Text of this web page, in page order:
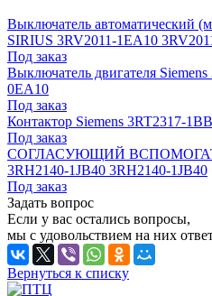
Выключатель автоматический
SIRIUS 3RV2011-1EA10
Под заказ
Выключатель двигателя
0EA10
Под заказ
Контактор Siemens 3RT2317-
Под заказ
СОГЛАСУЮЩИЙ
3RH2140-1JB40 3RH2140-1JB40
Под заказ
Задать вопрос
Если у вас остались вопросы,
мы с удовольствием на них
Вернуться к списку